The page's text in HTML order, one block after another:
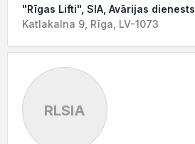
"Rīgas Lifti", SIA, Avārijas dienests
Katlakalna 9, Rīga, LV-1073
RLSIA